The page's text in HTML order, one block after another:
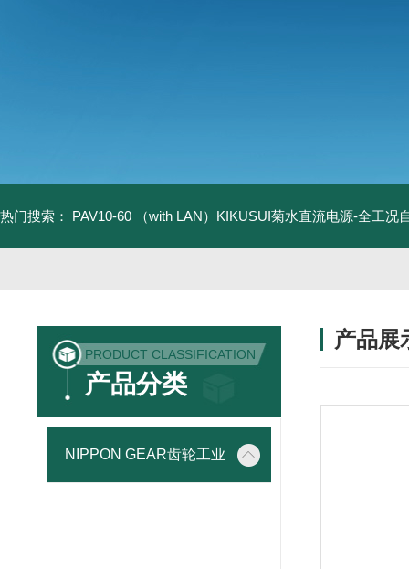
热门搜索： PAV10-60 （with LAN）KIKUSUI菊水直流电源-全工况
PRODUCT CLASSIFICATION
产品分类
NIPPON GEAR齿轮工业
产品展